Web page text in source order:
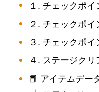
１. チェックポ
２. チェックポイ
３. チェックポイ
４. ステージクリ
📕 アイテムデー